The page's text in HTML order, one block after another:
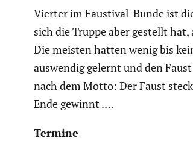
Vierter im Faustival-Bunde ist
sich die Truppe aber gestellt
Die meisten hatten wenig bis
auswendig gelernt und den
nach dem Motto: Der Faust
Ende gewinnt .…
Termine